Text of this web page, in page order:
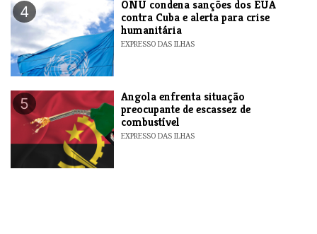
4
ONU condena sanções dos EUA
contra Cuba e alerta para crise
humanitária
EXPRESSO DAS ILHAS
5
Angola enfrenta situação
preocupante de escassez de
combustível
EXPRESSO DAS ILHAS